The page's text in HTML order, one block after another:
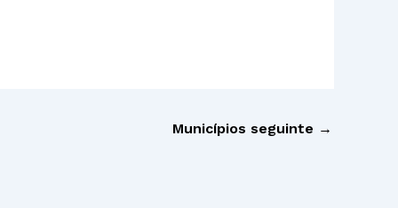
Municípios seguinte →